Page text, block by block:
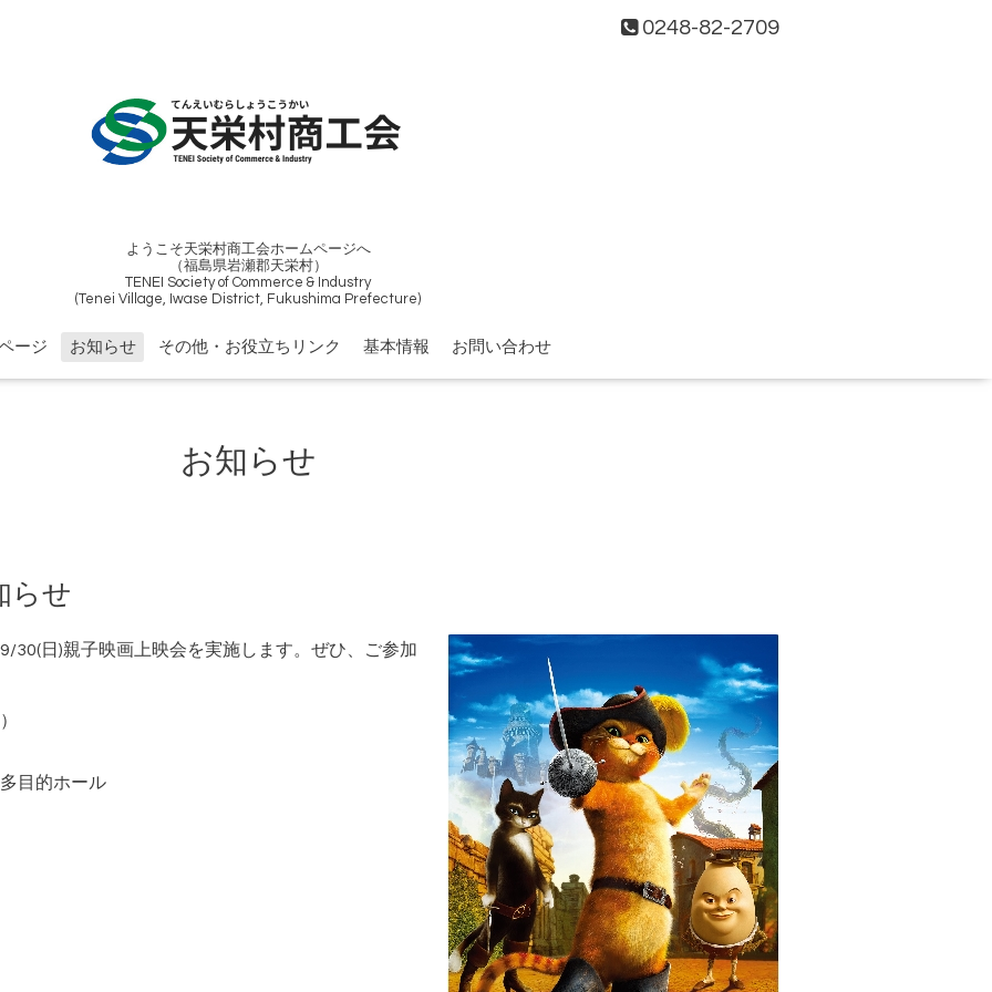
0248-82-2709
ようこそ天栄村商工会ホームページへ
（福島県岩瀬郡天栄村）
TENEI Society of Commerce & Industry
(Tenei Village, Iwase District, Fukushima Prefecture)
ージ お知らせ その他・お役立ちリンク 基本情報 お問い合わせ
お知らせ
らせ
30(日)親子映画上映会を実施します。ぜひ、ご参加
目的ホール